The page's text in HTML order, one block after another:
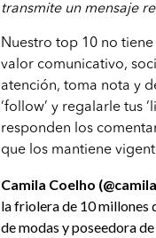
transmite un mensaje
Nuestro top 10 no
valor comunicativo,
atención, toma nota y
‘follow’ y regalarle tus
responden los
que los mantiene
Camila Coelho
la friolera de 10 millones
de modas y poseedora